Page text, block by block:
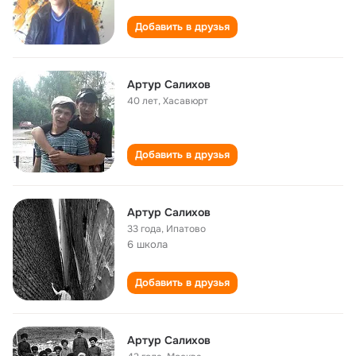
Добавить в друзья
Артур Салихов
40 лет,Хасавюрт
Добавить в друзья
Артур Салихов
33 года, Ипатово
6 школа
Добавить в друзья
Артур Салихов